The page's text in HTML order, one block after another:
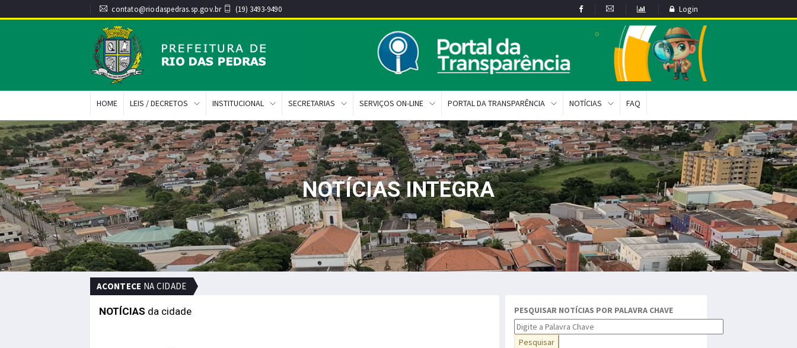
contato@riodaspedras.sp.gov.br (19) 3493-9490 Login
HOME LEIS / DECRETOS INSTITUCIONAL SECRETARIAS SERVIÇOS ON-LINE PORTAL DA TRANSPARÊNCIA NOTÍCIAS FAQ
NOTÍCIAS INTEGRA
ACONTECE NA CIDADE
NOTÍCIAS da cidade PESQUISAR NOTÍCIAS POR PALAVRA CHAVE